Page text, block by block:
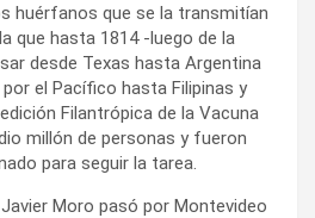
huérfanos que se la transmitían
que hasta 1814 -luego de la
desde Texas hasta Argentina
el Pacífico hasta Filipinas y
Filantrópica de la Vacuna
millón de personas y fueron
para seguir la tarea.
Moro pasó por Montevideo